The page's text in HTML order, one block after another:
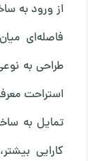
از ورود به
فاصله‌ای
طراحی به
استراحت
تمایل به
کارایی